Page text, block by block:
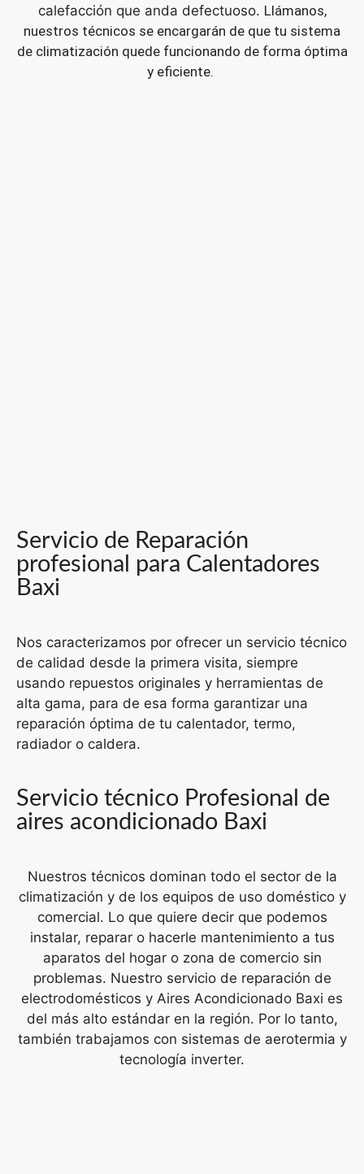
calefacción que anda defectuoso. Llámanos,
nuestros técnicos se encargarán de que tu sistema
de climatización quede funcionando de forma óptima
y eficiente.
Servicio de Reparación
profesional para Calentadores
Baxi
Nos caracterizamos por ofrecer un servicio técnico
de calidad desde la primera visita, siempre
usando repuestos originales y herramientas de
alta gama, para de esa forma garantizar una
reparación óptima de tu calentador, termo,
radiador o caldera.
Servicio técnico Profesional de
aires acondicionado Baxi
Nuestros técnicos dominan todo el sector de la
climatización y de los equipos de uso doméstico y
comercial. Lo que quiere decir que podemos
instalar, reparar o hacerle mantenimiento a tus
aparatos del hogar o zona de comercio sin
problemas. Nuestro servicio de reparación de
electrodomésticos y Aires Acondicionado Baxi es
del más alto estándar en la región. Por lo tanto,
también trabajamos con sistemas de aerotermia y
tecnología inverter.